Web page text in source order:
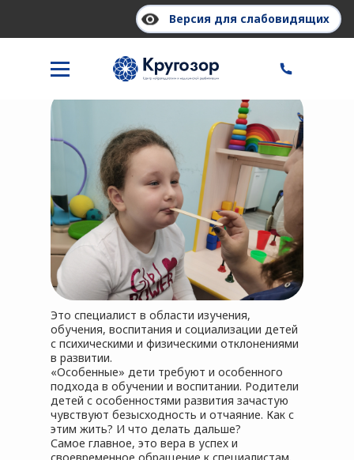
Версия для слабовидящих
Дефектолог
Это специалист в области изучения,
обучения, воспитания и социализации детей
с психическими и физическими отклонениями
в развитии.
«Особенные» дети требуют и особенного
подхода в обучении и воспитании. Родители
детей с особенностями развития зачастую
чувствуют безысходность и отчаяние. Как с
этим жить? И что делать дальше?
Самое главное, это вера в успех и